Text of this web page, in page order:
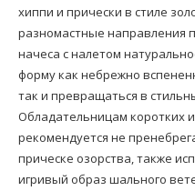
хиппи и прически в стиле
разномастные направления
начеса с налетом
форму как небрежно
так и превращаться в
Обладательницам коротких
рекомендуется не
прическе озорства, также
игривый образ шального